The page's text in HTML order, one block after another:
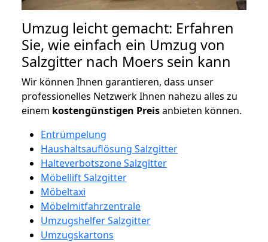
Umzug leicht gemacht: Erfahren
Sie, wie einfach ein Umzug von
Salzgitter nach Moers sein kann
Wir können Ihnen garantieren, dass unser
professionelles Netzwerk Ihnen nahezu alles zu
einem kostengünstigen Preisanbieten können.
Entrümpelung
Haushaltsauflösung Salzgitter
Halteverbotszone Salzgitter
Möbellift Salzgitter
Möbeltaxi
Möbelmitfahrzentrale
Umzugshelfer Salzgitter
Umzugskartons